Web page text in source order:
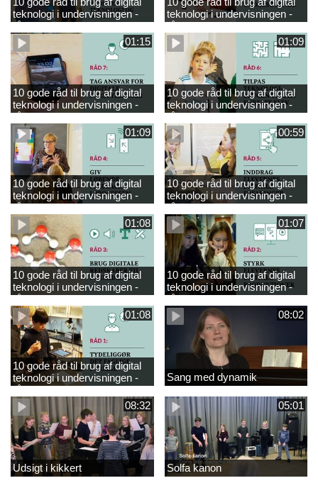
teknologi i undervisningen -
råd 10
teknologi i undervisningen -
råd 8
01:15
10 gode råd til brug af digital
teknologi i undervisningen -
råd 7
01:09
10 gode råd til brug af digital
teknologi i undervisningen -
råd 6
01:09
10 gode råd til brug af digital
teknologi i undervisningen -
råd 4
00:59
10 gode råd til brug af digital
teknologi i undervisningen -
råd 5
01:08
10 gode råd til brug af digital
teknologi i undervisningen -
råd 3
01:07
10 gode råd til brug af digital
teknologi i undervisningen -
råd 2
01:08
10 gode råd til brug af digital
teknologi i undervisningen -
råd 1
08:02
Sang med dynamik
08:32
Udsigt i kikkert
05:01
Solfa kanon